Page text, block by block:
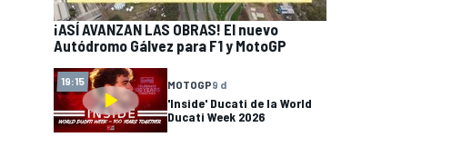
¡ASÍ AVANZAN LAS OBRAS! El nuevo
Autódromo Gálvez para F1 y MotoGP
19:15 MOTOGP9 d
'Inside' Ducati de la World
Ducati Week 2026